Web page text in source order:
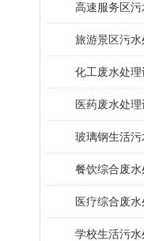
高速服务区
旅游景区污水
化工废水处理
医药废水处理
玻璃钢生活
餐饮综合废水
医疗综合废
学校生活污水